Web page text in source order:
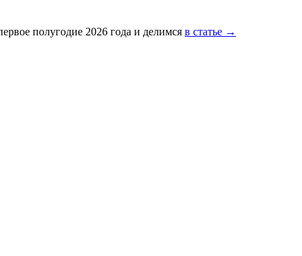
полугодие 2026 года и делимся в статье →